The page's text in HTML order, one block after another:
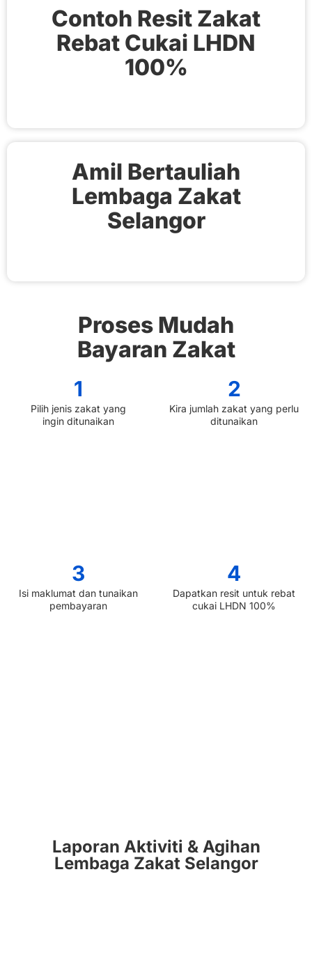
Contoh Resit Zakat
Rebat Cukai LHDN
100%
Amil Bertauliah
Lembaga Zakat
Selangor
Proses Mudah
Bayaran Zakat
1
Pilih jenis zakat yang
ingin ditunaikan
2
Kira jumlah zakat yang perlu
ditunaikan
3
Isi maklumat dan tunaikan
pembayaran
4
Dapatkan resit untuk rebat
cukai LHDN 100%
Laporan Aktiviti & Agihan
Lembaga Zakat Selangor